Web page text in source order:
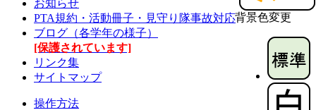
背景色変更
お知らせ
PTA規約・活動冊子・見守り隊事故対応
ブログ（各学年の様子）
[保護されています]
リンク集
サイトマップ
操作方法